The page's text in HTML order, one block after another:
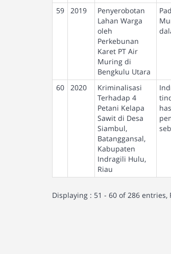
59 2019
Penyerobotan
Lahan Warga
oleh
Perkebunan
Karet PT Air
Muring di
Bengkulu Utara
60 2020
Kriminalisasi
Terhadap 4
Petani Kelapa
Sawit di Desa
Siambul,
Batanggansal,
Kabupaten
Indragili Hulu,
Riau
Displaying : 51 - 60 of 286 entries,